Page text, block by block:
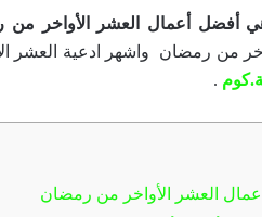
أفضل أعمال العشر الأواخر
من رمضان واشهر ادعية العشر
.
أعمال العشر الأواخر من رمضان